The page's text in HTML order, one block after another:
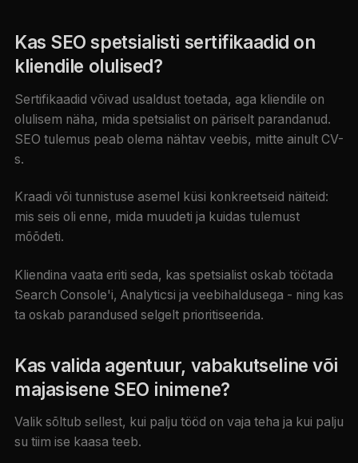
Kas SEO spetsialisti sertifikaadid on
kliendile olulised?
Sertifikaadid võivad usaldust toetada, aga kliendile on
olulisem näha, mida spetsialist on päriselt parandanud.
SEO tulemus peab olema nähtav veebis, mitte ainult CV-
s.
Kraadi või tunnistuse asemel küsi konkreetseid näiteid:
mis seis oli enne, mida muudeti ja kuidas tulemust
mõõdeti.
Kliendina vaata eriti seda, kas spetsialist oskab töötada
Search Console'i, Analyticsi ja veebihaldusega - ning kas
ta oskab parandused selgelt prioritiseerida.
Kas valida agentuur, vabakutseline või
majasisene SEO inimene?
Valik sõltub sellest, kui palju tööd on vaja teha ja kui palju
su tiim ise kaasa teeb.